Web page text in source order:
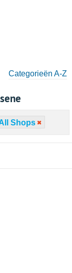
Categorieën A-Z
Shops